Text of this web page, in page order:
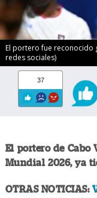
El portero fue reconocido
redes sociales)
37
El portero de Cabo
Mundial 2026, ya
OTRAS NOTICIAS: